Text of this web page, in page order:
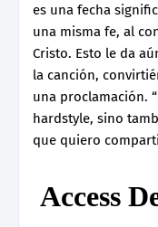
es una fecha
una misma fe, al
Cristo. Esto le da
la canción,
una proclamación. “
hardstyle, sino
que quiero